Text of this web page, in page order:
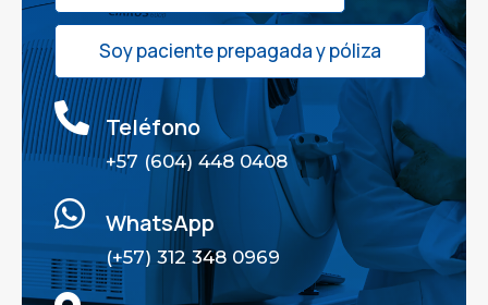
Soy paciente prepagada y póliza
 Teléfono
+57 (604) 448 0408
 WhatsApp
(+57) 312 348 0969